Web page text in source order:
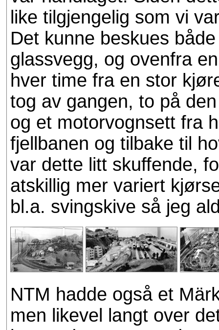
like tilgjengelig som vi
Det kunne beskues
glassvegg, og ovenfra
hver time fra en stor
tog av gangen, to på
og et motorvognsett fra
fjellbanen og tilbake til
var dette litt skuffende,
atskillig mer variert
bl.a. svingskive så jeg
NTM hadde også et
men likevel langt over